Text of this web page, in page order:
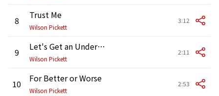
8 Trust Me
Wilson Pickett
3:12
9 Let's Get an Understanding
Wilson Pickett
2:11
10 For Better or Worse
Wilson Pickett
2:53